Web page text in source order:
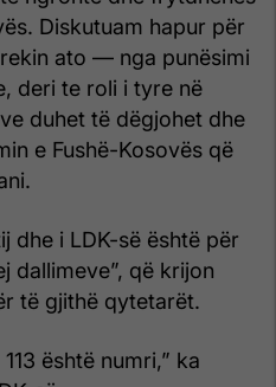
Diskutuam hapur për
ato — nga punësimi
deri te roli i tyre në
duhet të dëgjohet dhe
e Fushë-Kosovës që
dhe i LDK-së është për
dallimeve”, që krijon
të gjithë qytetarët.
është numri,” ka